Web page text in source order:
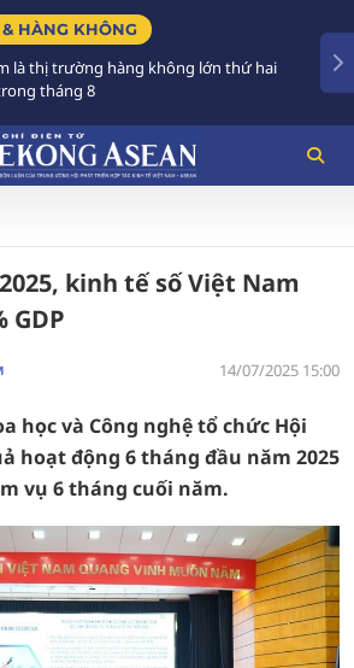
Tạo khuôn khổ pháp
kinh tế số Việt Nam
GDP
14/07/2025 15:00
học và Công nghệ tổ chức Hội
hoạt động 6 tháng đầu năm 2025
vụ 6 tháng cuối năm.